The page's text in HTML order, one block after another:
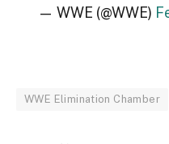
— WWE (@WWE)
WWE Elimination Chamber